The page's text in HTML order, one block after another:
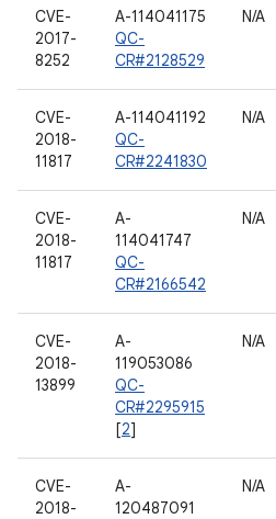
CVE-
2017-
8252
A-114041175
QC-
CR#2128529
N/A
CVE-
2018-
11817
A-114041192
QC-
CR#2241830
N/A
CVE-
2018-
11817
A-
114041747
QC-
CR#2166542
N/A
CVE-
2018-
13899
A-
119053086
QC-
CR#2295915
[2]
N/A
CVE-
2018-
A-
120487091
N/A